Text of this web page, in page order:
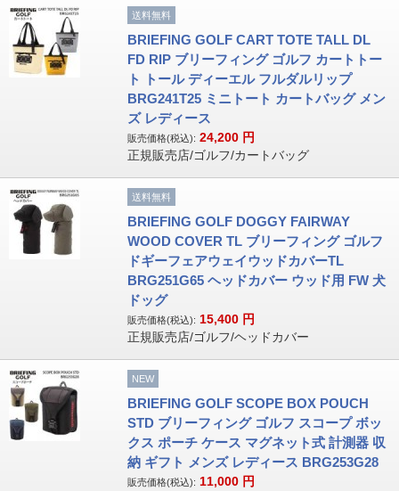
送料無料
BRIEFING GOLF CART TOTE TALL DL
FD RIP ブリーフィング ゴルフ カートトー
ト トール ディーエル フルダルリップ
BRG241T25 ミニトート カートバッグ メン
ズ レディース
販売価格(税込): 24,200 円
正規販売店/ゴルフ/カートバッグ
送料無料
BRIEFING GOLF DOGGY FAIRWAY
WOOD COVER TL ブリーフィング ゴルフ
ドギーフェアウェイウッドカバーTL
BRG251G65 ヘッドカバー ウッド用 FW 犬
ドッグ
販売価格(税込): 15,400 円
正規販売店/ゴルフ/ヘッドカバー
NEW
BRIEFING GOLF SCOPE BOX POUCH
STD ブリーフィング ゴルフ スコープ ボッ
クス ポーチ ケース マグネット式 計測器 収
納 ギフト メンズ レディース BRG253G28
販売価格(税込): 11,000 円